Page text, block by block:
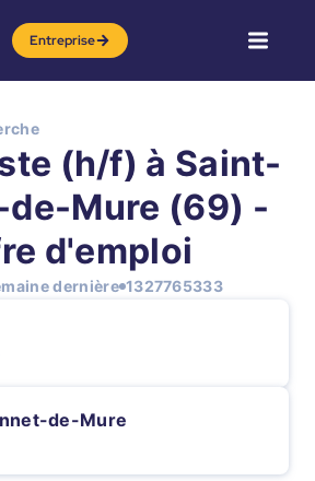
Entreprise
(h/f) à Saint-
de-Mure (69) -
d'emploi
dernière 1327765333
de-Mure